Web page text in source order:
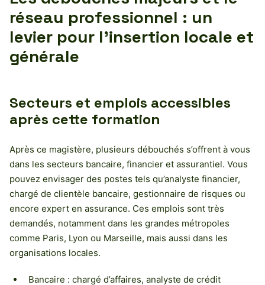
réseau professionnel : un
levier pour l’insertion locale et
générale
Secteurs et emplois accessibles
après cette formation
Après ce magistère, plusieurs débouchés s’offrent à vous
dans les secteurs bancaire, financier et assurantiel. Vous
pouvez envisager des postes tels qu’analyste financier,
chargé de clientèle bancaire, gestionnaire de risques ou
encore expert en assurance. Ces emplois sont très
demandés, notamment dans les grandes métropoles
comme Paris, Lyon ou Marseille, mais aussi dans les
organisations locales.
Bancaire : chargé d’affaires, analyste de crédit